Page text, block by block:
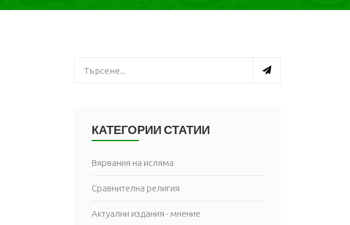
КАТЕГОРИИ СТАТИИ
Вярвания на исляма
Сравнителна религия
Актуални издания - мнение